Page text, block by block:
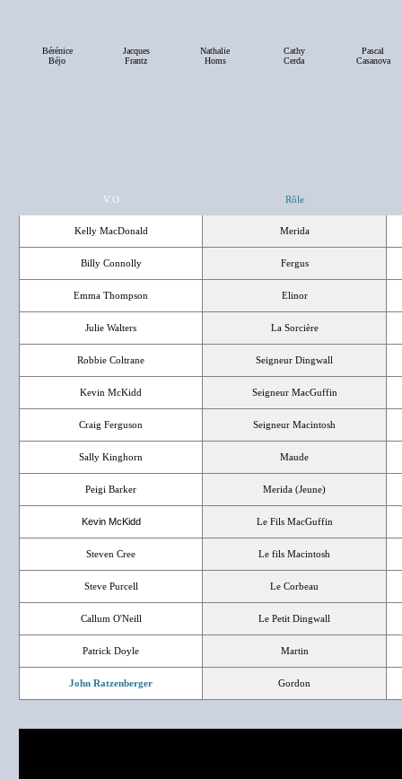
Bérénice
Béjo
Jacques
Frantz
Nathalie
Homs
Cathy
Cerda
Pascal
Casanova
V.O Rôle
Kelly MacDonald Merida
Billy Connolly Fergus
Emma Thompson Elinor
Julie Walters La Sorcière
Robbie Coltrane Seigneur Dingwall
Kevin McKidd Seigneur MacGuffin
Craig Ferguson Seigneur Macintosh
Sally Kinghorn Maude
Peigi Barker Merida (Jeune)
Kevin McKidd Le Fils MacGuffin
Steven Cree Le fils Macintosh
Steve Purcell Le Corbeau
Callum O'Neill Le Petit Dingwall
Patrick Doyle Martin
John Ratzenberger Gordon